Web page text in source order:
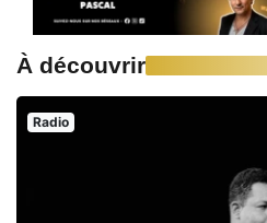
À découvrir
Radio